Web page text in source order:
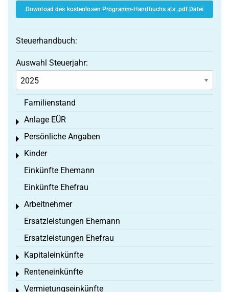
Download des kostenlosen Programm-Handbuchs als .pdf Datei
Steuerhandbuch:
Auswahl Steuerjahr:
Familienstand
Anlage EÜR
Toggle menu
Persönliche Angaben
Toggle menu
Kinder
Toggle menu
Einkünfte Ehemann
Einkünfte Ehefrau
Arbeitnehmer
Toggle menu
Ersatzleistungen Ehemann
Ersatzleistungen Ehefrau
Kapitaleinkünfte
Toggle menu
Renteneinkünfte
Toggle menu
Vermietungseinkünfte